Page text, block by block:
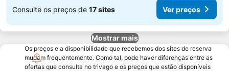
Consulte os preços de 17 sites Ver preços
Mostrar mais
Os preços e a disponibilidade que recebemos dos sites de reserva
mudam frequentemente. Como tal, pode haver diferenças entre as
ofertas que consulta no trivago e os preços que estão disponíveis